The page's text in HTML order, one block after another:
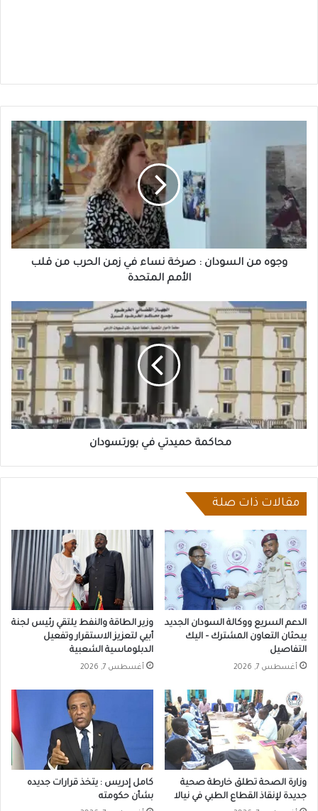
السودان
صرخة
نساء
في
زمن
الحرب
المتحدة
وجوه من السودان : صرخة نساء في زمن الحرب من قلب
الأمم المتحدة
محاكمة
حميدتي
بورتسودان
محاكمة حميدتي في بورتسودان
مقالات ذات صلة
الدعم السريع ووكالة السودان الجديد
يبحثان التعاون المشترك – اليك
التفاصيل
أغسطس 7, 2026
وزير الطاقة والنفط يلتقي رئيس لجنة
أبيي لتعزيز الاستقرار وتفعيل
الدبلوماسية الشعبية
أغسطس 7, 2026
وزارة الصحة تطلق خارطة صحية
جديدة لإنقاذ القطاع الطبي في نيالا
كامل إدريس : يتخذ قرارات جديده
بشأن حكومته